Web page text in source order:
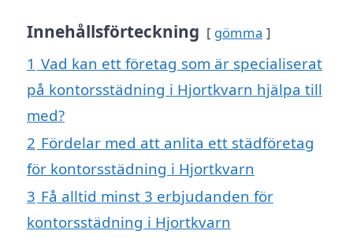
Innehållsförteckning gömma
1 Vad kan ett företag som är specialiserat
på kontorsstädning i Hjortkvarn hjälpa till
med?
2 Fördelar med att anlita ett städföretag
för kontorsstädning i Hjortkvarn
3 Få alltid minst 3 erbjudanden för
kontorsstädning i Hjortkvarn